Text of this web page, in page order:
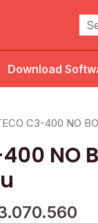
Download
C3-400 NO
400 NOini